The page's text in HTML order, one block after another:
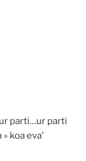
ur parti…ur parti
» koa eva’